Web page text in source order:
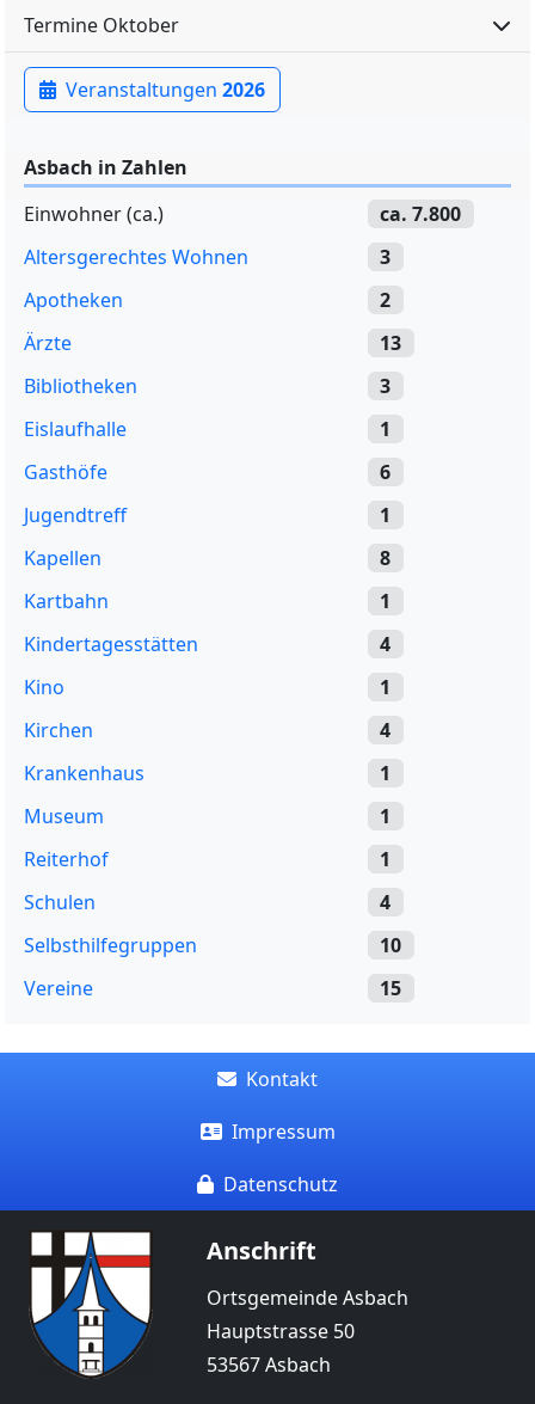
Termine Oktober
Veranstaltungen 2026
Asbach in Zahlen
Einwohner (ca.)
ca. 7.800
Altersgerechtes Wohnen
3
Apotheken
2
Ärzte
13
Bibliotheken
3
Eislaufhalle
1
Gasthöfe
6
Jugendtreff
1
Kapellen
8
Kartbahn
1
Kindertagesstätten
4
Kino
1
Kirchen
4
Krankenhaus
1
Museum
1
Reiterhof
1
Schulen
4
Selbsthilfegruppen
10
Vereine
15
Kontakt
Impressum
Datenschutz
Anschrift
Ortsgemeinde Asbach
Hauptstrasse 50
53567 Asbach